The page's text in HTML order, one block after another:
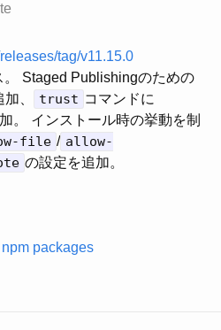
tag/v11.15.0
。 Staged Publishingのための
、 trust コマンドに
。 インストール時の挙動を制
file / allow-
の設定を追加。
packages